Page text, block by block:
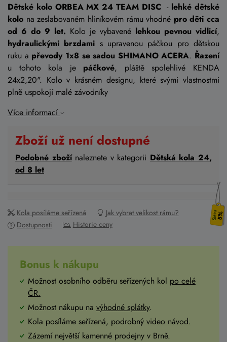
Dětské kolo ORBEA MX 24 TEAM DISC - lehké dětské
kolo na zeslabovaném hliníkovém rámu vhodné pro děti cca
od 6 do 9 let. Kolo je vybavené lehkou pevnou vidlicí,
hydraulickými brzdami s upravenou páčkou pro dětskou
ruku a převody 1x8 se sadou SHIMANO ACERA. Řazení
u tohoto kola je páčkové, pláště spolehlivé KENDA
24x2,20". Kolo v krásném designu, které svými vlastnostmi
plně uspokojí malé závodníky
Více informací
Zboží už není dostupné
Podobné zbožínaleznete v kategorii Dětská kola 24,
od 8 let
5%
Kola posíláme seřízená
Jak vybrat velikost rámu?
Dostupnosti
Historie ceny
Bonus k nákupu
Možnost osobního odběru seřízených kol po celé
ČR.
Možnost nákupu na výhodné splátky.
Kola posíláme seřízená, podrobný video návod.
Zázemí největší kamenné prodejny v Brně.